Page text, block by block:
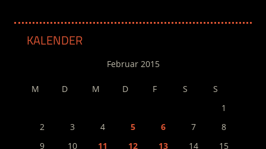
KALENDER
Februar 2015
M D M D F S
S
1
2
3 4 5 6 7
8
9
10 11 12 13 14
15